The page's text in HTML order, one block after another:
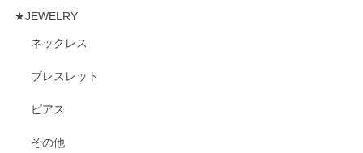
★JEWELRY
ネックレス
ブレスレット
ピアス
その他